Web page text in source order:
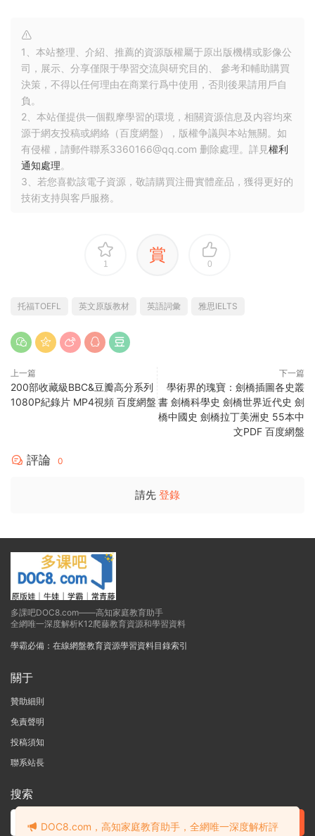
1、本站整理、介紹、推薦的資源版權屬于原出版機構或影像公
司，展示、分享僅限于學習交流與研究目的、 參考和輔助購買
決策，不得以任何理由在商業行爲中使用，否則後果請用戶自
負。
2、本站僅提供一個觀摩學習的環境，相關資源信息及内容均來
源于網友投稿或網絡（百度網盤），版權争議與本站無關。如
有侵權，請郵件聯系3360166@qq.com 删除處理。詳見權利
通知處理。
3、若您喜歡該電子資源，敬請購買注冊實體産品，獲得更好的
技術支持與客戶服務。
1 賞 0
托福TOEFL 英文原版教材 英語詞彙 雅思IELTS
上一篇
200部收藏級BBC&豆瓣高分系列
1080P紀錄片 MP4視頻 百度網盤
下一篇
學術界的瑰寶：劍橋插圖各史叢
書 劍橋科學史 劍橋世界近代史 劍
橋中國史 劍橋拉丁美洲史 55本中
文PDF 百度網盤
評論 0
請先 登錄
多課吧DOC8.com——高知家庭教育助手
全網唯一深度解析K12爬藤教育資源和學習資料
學霸必備：在線網盤教育資源學習資料目錄索引
關于
贊助細則
免責聲明
投稿須知
聯系站長
搜索
DOC8.com，高知家庭教育助手，全網唯一深度解析評